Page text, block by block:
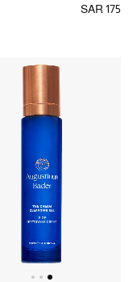
تشكيلة المناسبات للنساء
الملابس الرياضية النسائية
حقائب وأحذية متطابقة
هدايا للنساء
ركن الفخامة
SAR 175